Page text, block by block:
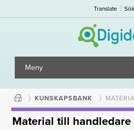
Translate Sök
Meny
KUNSKAPSBANK
Material till handledare